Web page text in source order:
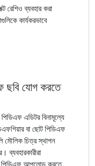
রেশিও ব্যবহার করা
কার্যকরভাবে
ছবি যোগ করতে
এডিটর বিনামূল্যে
বা ছোট পিডিএফ
মৌলিক চিত্র স্থাপন
ব্যবহারকারীরা